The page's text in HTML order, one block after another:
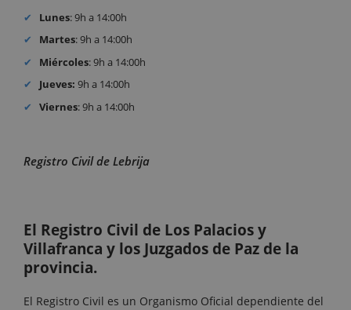
Lunes: 9h a 14:00h
Martes: 9h a 14:00h
Miércoles: 9h a 14:00h
Jueves: 9h a 14:00h
Viernes: 9h a 14:00h
Registro Civil de Lebrija
El Registro Civil de Los Palacios y
Villafranca y los Juzgados de Paz de la
provincia.
El Registro Civil es un Organismo Oficial dependiente del